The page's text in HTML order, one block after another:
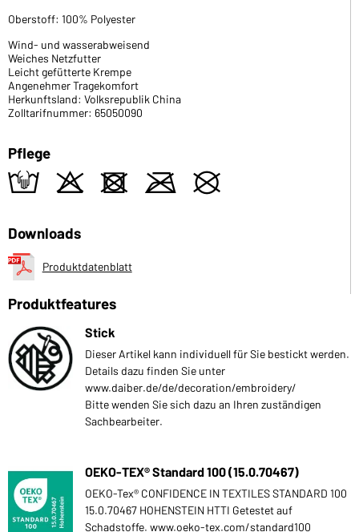
Oberstoff: 100% Polyester
Wind- und wasserabweisend
Weiches Netzfutter
Leicht gefütterte Krempe
Angenehmer Tragekomfort
Herkunftsland: Volksrepublik China
Zolltarifnummer: 65050090
Pflege
t o d m U
Downloads
Produktdatenblatt
Produktfeatures
Stick
Dieser Artikel kann individuell für Sie bestickt werden.
Details dazu finden Sie unter
www.daiber.de/de/decoration/embroidery/
Bitte wenden Sie sich dazu an Ihren zuständigen
Sachbearbeiter.
OEKO-TEX® Standard 100 (15.0.70467)
OEKO-Tex® CONFIDENCE IN TEXTILES STANDARD 100
15.0.70467 HOHENSTEIN HTTI Getestet auf
Schadstoffe. www.oeko-tex.com/standard100